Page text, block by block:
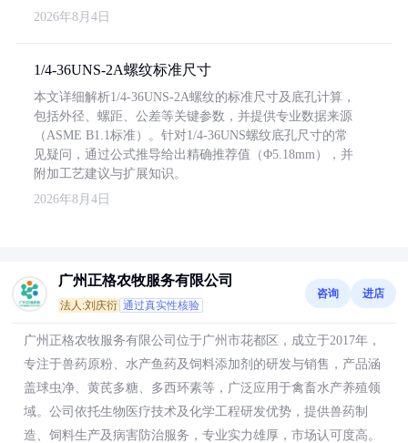
2026年8月4日
1/4-36UNS-2A螺纹标准尺寸
本文详细解析1/4-36UNS-2A螺纹的标准尺寸及底孔计算，
包括外径、螺距、公差等关键参数，并提供专业数据来源
（ASME B1.1标准）。针对1/4-36UNS螺纹底孔尺寸的常
见疑问，通过公式推导给出精确推荐值（Φ5.18mm），并
附加工艺建议与扩展知识。
2026年8月4日
广州正格农牧服务有限公司
法人:刘庆衍 通过真实性核验
咨询 进店
广州正格农牧服务有限公司位于广州市花都区，成立于2017年，
专注于兽药原粉、水产鱼药及饲料添加剂的研发与销售，产品涵
盖球虫净、黄芪多糖、多西环素等，广泛应用于禽畜水产养殖领
域。公司依托生物医疗技术及化学工程研发优势，提供兽药制
造、饲料生产及病害防治服务，专业实力雄厚，市场认可度高。